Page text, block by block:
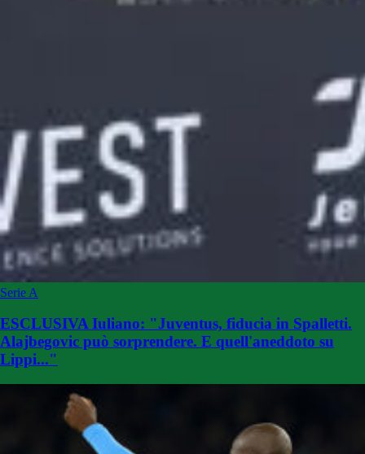
Serie A
ESCLUSIVA Iuliano: "Juventus, fiducia in Spalletti.
Alajbegovic può sorprendere. E quell'aneddoto su
Lippi..."